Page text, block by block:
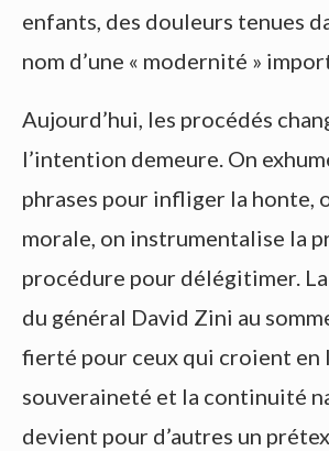
enfants, des douleurs tenues
nom d’une « modernité »
Aujourd’hui, les procédés
l’intention demeure. On
phrases pour infliger la honte,
morale, on instrumentalise la
procédure pour délégitimer.
du général David Zini au
fierté pour ceux qui croient en
souveraineté et la continuité
devient pour d’autres un